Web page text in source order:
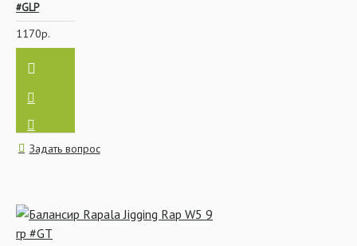
#GLP
1170р.
Задать вопрос